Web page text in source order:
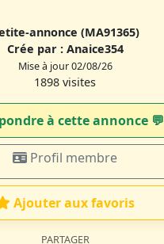
annonce (MA91365)
Crée par : Anaice354
Mise à jour 02/08/26
1898 visites
à cette annonce 💬​
Profil membre
Ajouter aux favoris
PARTAGER